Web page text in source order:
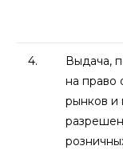
4.
Выдача,
на право
рынков и